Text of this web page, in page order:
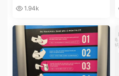
1.94k